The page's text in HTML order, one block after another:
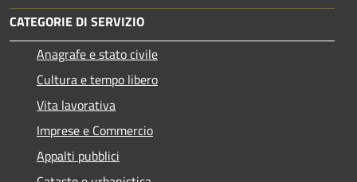
CATEGORIE DI SERVIZIO
Anagrafe e stato civile
Cultura e tempo libero
Vita lavorativa
Imprese e Commercio
Appalti pubblici